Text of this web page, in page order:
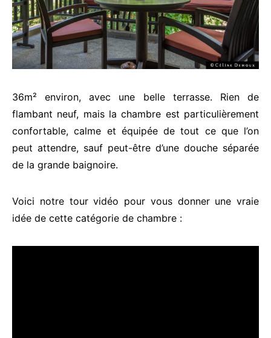
36m² environ, avec une belle terrasse. Rien de
flambant neuf, mais la chambre est particulièrement
confortable, calme et équipée de tout ce que l’on
peut attendre, sauf peut-être d’une douche séparée
de la grande baignoire.
Voici notre tour vidéo pour vous donner une vraie
idée de cette catégorie de chambre :